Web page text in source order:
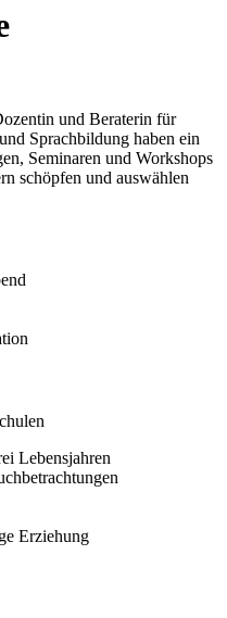
und Beraterin für
Sprachbildung haben ein
Seminaren und Workshops
schöpfen und auswählen
Lebensjahren
Erziehung